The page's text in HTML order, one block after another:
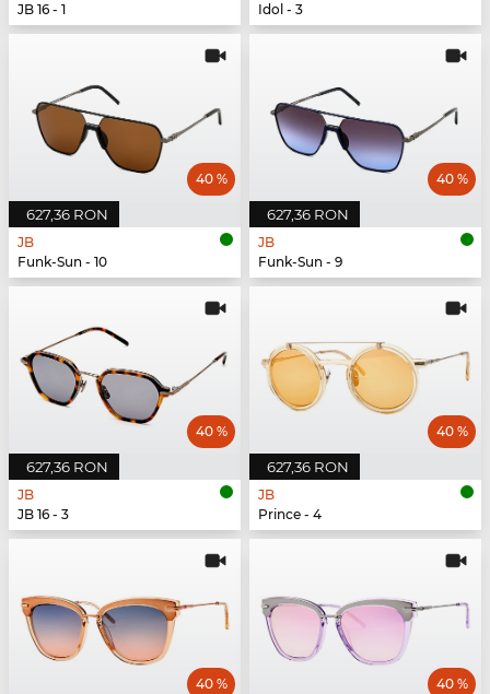
JB 16 - 1
Idol - 3
627,36 RON
40 %
JB
Funk-Sun - 10
627,36 RON
40 %
JB
Funk-Sun - 9
627,36 RON
40 %
JB
JB 16 - 3
627,36 RON
40 %
JB
Prince - 4
40 % 40 %